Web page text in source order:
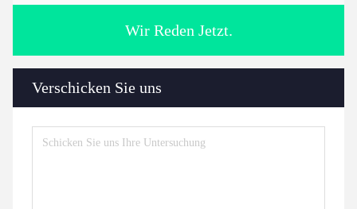
Wir Reden Jetzt.
Verschicken Sie uns